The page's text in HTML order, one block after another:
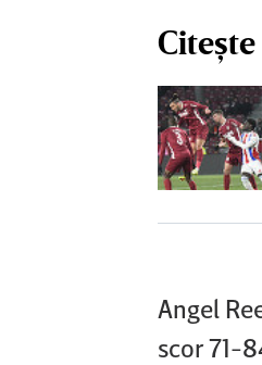
Angel
scor 71-